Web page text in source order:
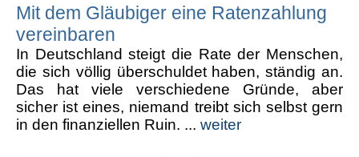
Mit dem Gläubiger eine Ratenzahlung
vereinbaren
In Deutschland steigt die Rate der Menschen,
die sich völlig überschuldet haben, ständig an.
Das hat viele verschiedene Gründe, aber
sicher ist eines, niemand treibt sich selbst gern
in den finanziellen Ruin. ... weiter